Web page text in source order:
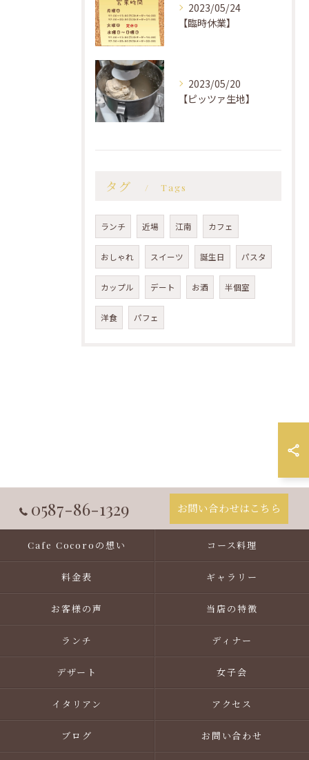
2023/05/24
【臨時休業】
2023/05/20
【ピッツァ生地】
タグ Tags
ランチ 近場 江南 カフェ
おしゃれ スイーツ 誕生日 パスタ
カップル デート お酒 半個室
洋食 パフェ
0587-86-1329 お問い合わせはこちら
Cafe Cocoroの想い コース料理
料金表 ギャラリー
お客様の声 当店の特徴
ランチ ディナー
デザート 女子会
イタリアン アクセス
ブログ お問い合わせ